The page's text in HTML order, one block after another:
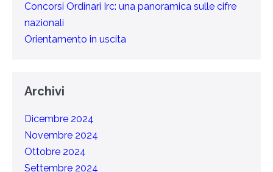
Concorsi Ordinari Irc: una panoramica sulle cifre
nazionali
Orientamento in uscita
Archivi
Dicembre 2024
Novembre 2024
Ottobre 2024
Settembre 2024